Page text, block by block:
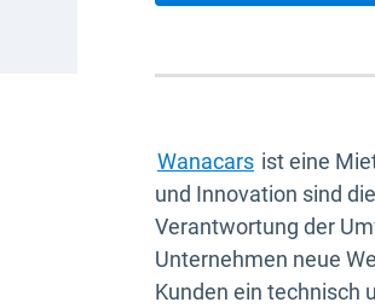
WanacarsIn neuem
ist eine
und Innovation sind
Verantwortung der
Unternehmen neue
Kunden ein technisch